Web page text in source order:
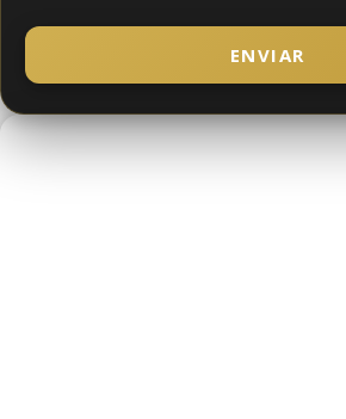
ENVIAR